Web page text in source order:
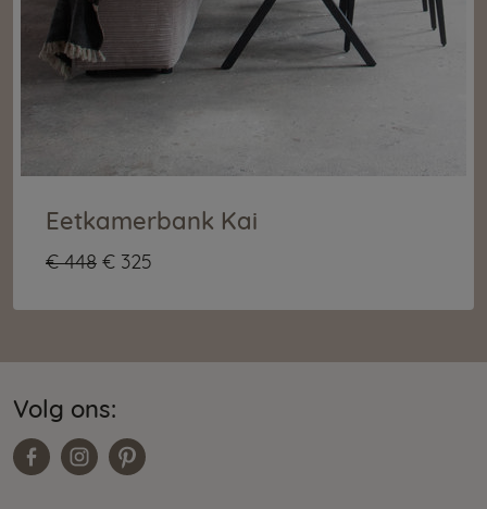
Eetkamerbank Kai
€ 448 € 325
Volg ons: